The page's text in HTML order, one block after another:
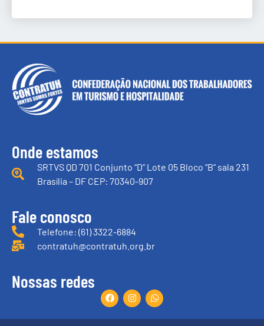
Onde estamos
SRTVS QD 701 Conjunto “D” Lote 05 Bloco “B” sala 231
Brasília – DF CEP: 70340-907
Fale conosco
Telefone: (61) 3322-6884
contratuh@contratuh.org.br
Nossas redes